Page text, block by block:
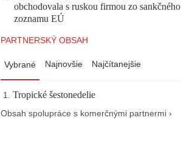
obchodovala s ruskou firmou zo sankčného
zoznamu EÚ
PARTNERSKÝ OBSAH
Vybrané Najnovšie Najčítanejšie
Tropické šestonedelie
Obsah spolupráce s komerčnými partnermi ›